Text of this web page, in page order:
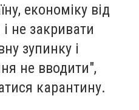
економіку від
не закривати
зупинку і
не вводити",
карантину.